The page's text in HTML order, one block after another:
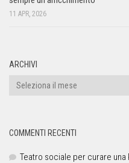
11 APR, 2026
ARCHIVI
COMMENTI RECENTI
Teatro sociale per curare una